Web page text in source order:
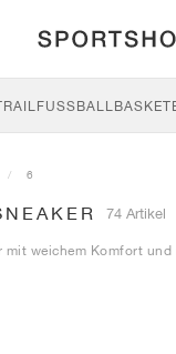
FUSSBALL
6
74 Artikel
mit weichem Komfort